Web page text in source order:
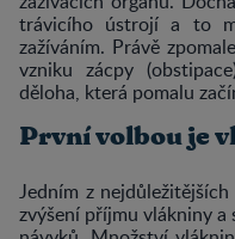
trávicího ústrojí a to
zažíváním. Právě
vzniku zácpy
děloha, která pomalu
První volbou je
Jedním z
zvýšení příjmu vlákniny a